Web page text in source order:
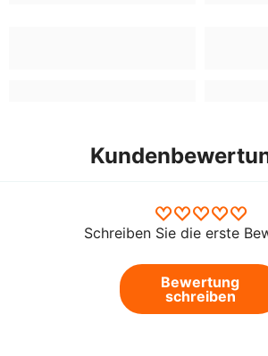
Schreiben Sie die erste
Bewertung
schreiben